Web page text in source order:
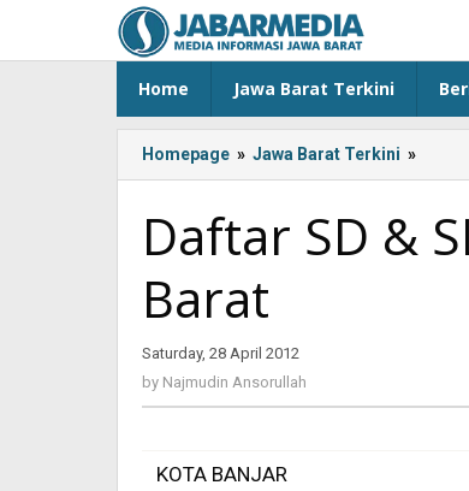
content
Home Jawa Barat Terkini
Homepage » Jawa Barat Terkini »
-:IN-
>Daftar
SD
Jawa
Daftar SD &
Barat
Saturday, 28 April 2012
by Najmudin Ansorullah
KOTA BANJAR